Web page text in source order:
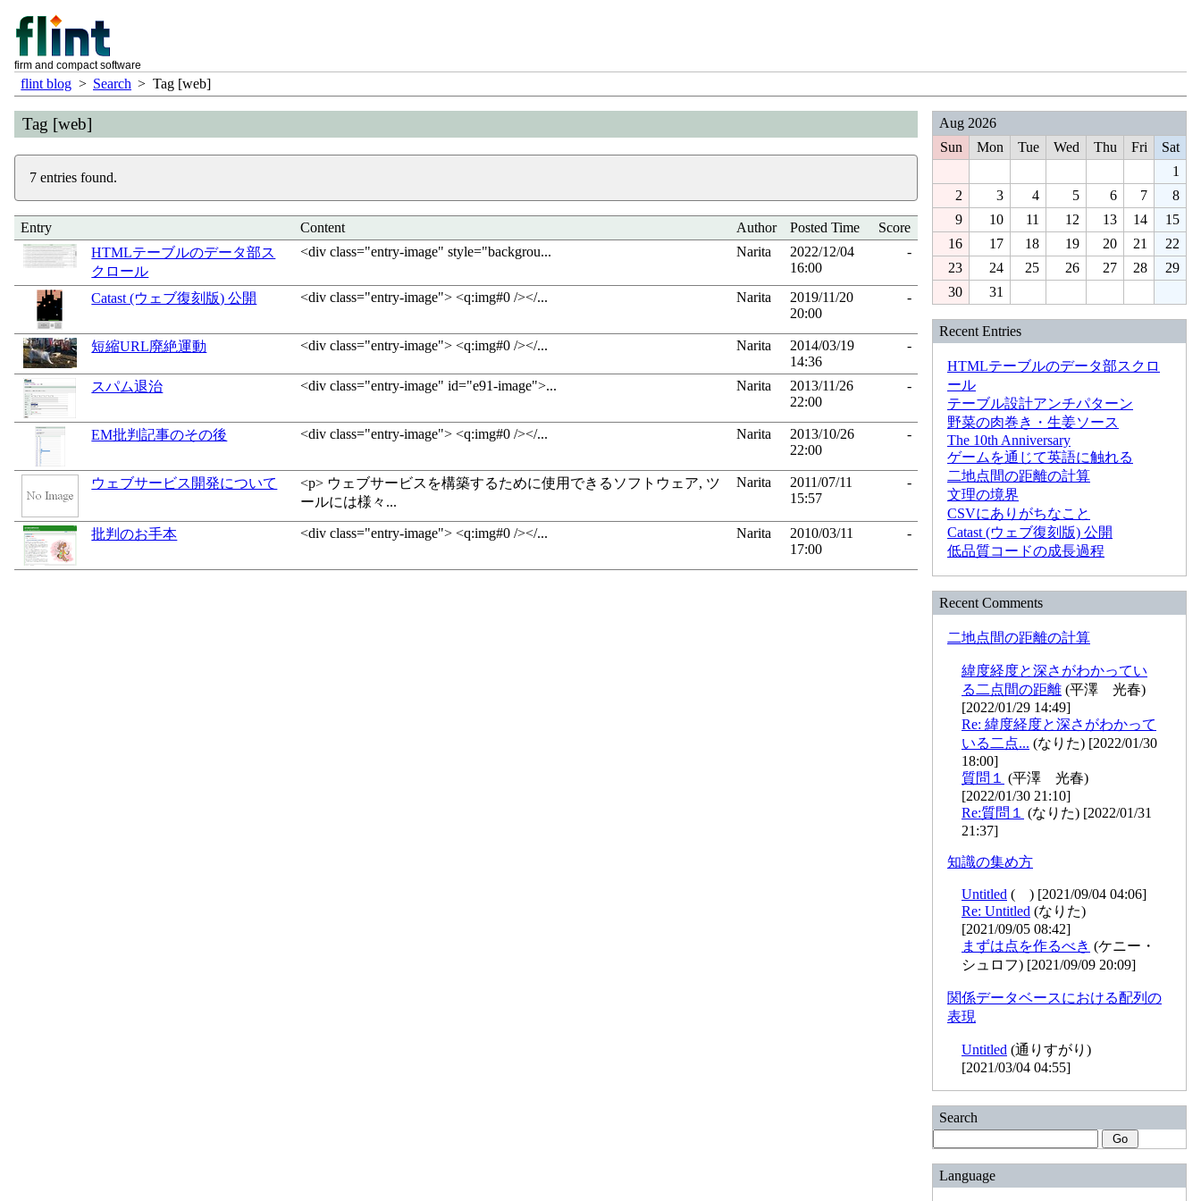
firm and compact software
flint blog > Search > Tag [web]
Tag [web]
7 entries found.
Entry Content Author Posted Time
Score
HTMLテーブルのデータ部ス
クロール
<div class="entry-image" style="backgrou... Narita
2022/12/04
16:00
-
Catast (ウェブ復刻版) 公開 <div class="entry-image"> <q:img#0 /></... Narita
2019/11/20
20:00
-
短縮URL廃絶運動 <div class="entry-image"> <q:img#0 /></... Narita
2014/03/19
14:36
-
スパム退治 <div class="entry-image" id="e91-image">... Narita
2013/11/26
22:00
-
EM批判記事のその後 <div class="entry-image"> <q:img#0 /></... Narita
2013/10/26
22:00
-
ウェブサービス開発について
<p> ウェブサービスを構築するために使用できるソフトウェア, ツ
ールには様々...
Narita
2011/07/11
15:57
-
批判のお手本 <div class="entry-image"> <q:img#0 /></... Narita
2010/03/11
17:00
-
Aug 2026
Sun
Mon Tue Wed Thu Fri
Sat
1
2
3 4 5 6 7
8
9
10 11 12 13 14
15
16
17 18 19 20 21
22
23
24 25 26 27 28
29
30
31
Recent Entries
HTMLテーブルのデータ部スクロ
ール
テーブル設計アンチパターン
野菜の肉巻き・生姜ソース
The 10th Anniversary
ゲームを通じて英語に触れる
二地点間の距離の計算
文理の境界
CSVにありがちなこと
Catast (ウェブ復刻版) 公開
低品質コードの成長過程
Recent Comments
二地点間の距離の計算
緯度経度と深さがわかってい
る二点間の距離 (平澤 光春)
[2022/01/29 14:49]
Re: 緯度経度と深さがわかって
いる二点... (なりた) [2022/01/30
18:00]
質問１
(平澤 光春)
[2022/01/30 21:10]
Re:質問１
(なりた) [2022/01/31
21:37]
知識の集め方
Untitled ( ) [2021/09/04 04:06]
Re: Untitled (なりた)
[2021/09/05 08:42]
まずは点を作るべき (ケニー・
シュロフ) [2021/09/09 20:09]
関係データベースにおける配列の
表現
Untitled (通りすがり)
[2021/03/04 04:55]
Search
Language